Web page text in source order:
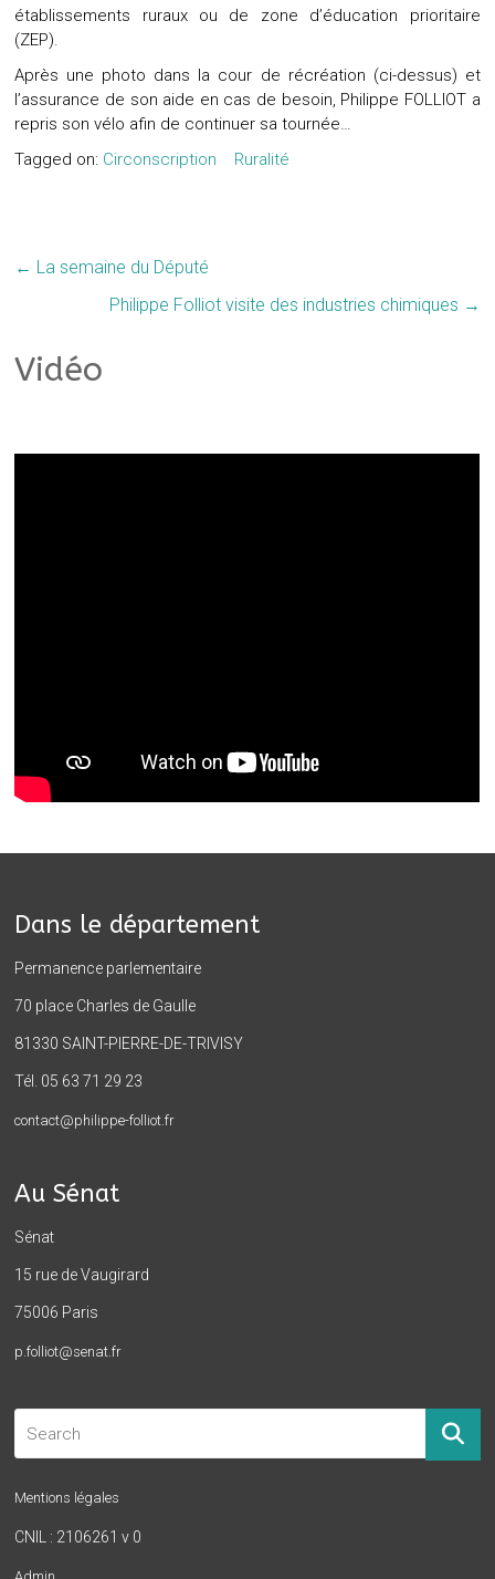
établissements ruraux ou de zone d’éducation prioritaire
(ZEP).
Après une photo dans la cour de récréation (ci-dessus) et
l’assurance de son aide en cas de besoin, Philippe FOLLIOT a
repris son vélo afin de continuer sa tournée…
Tagged on: Circonscription Ruralité
← La semaine du Député
Philippe Folliot visite des industries chimiques →
Vidéo
Dans le département
Permanence parlementaire
70 place Charles de Gaulle
81330 SAINT-PIERRE-DE-TRIVISY
Tél. 05 63 71 29 23
contact@philippe-folliot.fr
Au Sénat
Sénat
15 rue de Vaugirard
75006 Paris
p.folliot@senat.fr
Mentions légales
CNIL : 2106261 v 0